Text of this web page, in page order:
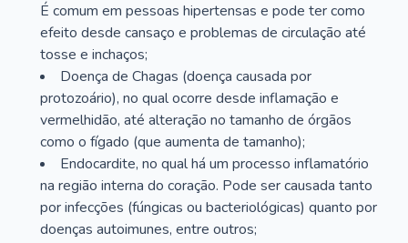
É comum em pessoas hipertensas e pode ter como
efeito desde cansaço e problemas de circulação até
tosse e inchaços;
Doença de Chagas (doença causada por
protozoário), no qual ocorre desde inflamação e
vermelhidão, até alteração no tamanho de órgãos
como o fígado (que aumenta de tamanho);
Endocardite, no qual há um processo inflamatório
na região interna do coração. Pode ser causada tanto
por infecções (fúngicas ou bacteriológicas) quanto por
doenças autoimunes, entre outros;